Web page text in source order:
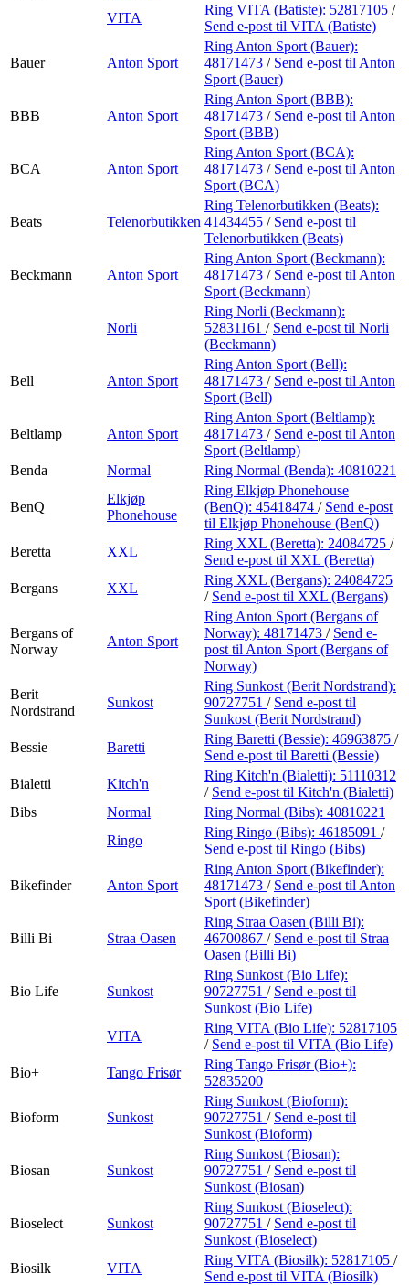
VITA
Ring VITA (Batiste): 52817105 /
Send e-post til VITA (Batiste)
Bauer Anton Sport
Ring Anton Sport (Bauer):
48171473 / Send e-post til Anton
Sport (Bauer)
BBB Anton Sport
Ring Anton Sport (BBB):
48171473 / Send e-post til Anton
Sport (BBB)
BCA Anton Sport
Ring Anton Sport (BCA):
48171473 / Send e-post til Anton
Sport (BCA)
Beats Telenorbutikken
Ring Telenorbutikken (Beats):
41434455 / Send e-post til
Telenorbutikken (Beats)
Beckmann Anton Sport
Ring Anton Sport (Beckmann):
48171473 / Send e-post til Anton
Sport (Beckmann)
Norli
Ring Norli (Beckmann):
52831161 / Send e-post til Norli
(Beckmann)
Bell Anton Sport
Ring Anton Sport (Bell):
48171473 / Send e-post til Anton
Sport (Bell)
Beltlamp Anton Sport
Ring Anton Sport (Beltlamp):
48171473 / Send e-post til Anton
Sport (Beltlamp)
Benda
Normal Ring Normal (Benda): 40810221
BenQ
Elkjøp
Phonehouse
Ring Elkjøp Phonehouse
(BenQ): 45418474 / Send e-post
til Elkjøp Phonehouse (BenQ)
Beretta
XXL
Ring XXL (Beretta): 24084725 /
Send e-post til XXL (Beretta)
Bergans
XXL
Ring XXL (Bergans): 24084725
/ Send e-post til XXL (Bergans)
Bergans of
Norway
Anton Sport
Ring Anton Sport (Bergans of
Norway): 48171473 / Send e-
post til Anton Sport (Bergans of
Norway)
Berit
Nordstrand
Sunkost
Ring Sunkost (Berit Nordstrand):
90727751 / Send e-post til
Sunkost (Berit Nordstrand)
Bessie
Baretti
Ring Baretti (Bessie): 46963875 /
Send e-post til Baretti (Bessie)
Bialetti
Kitch'n
Ring Kitch'n (Bialetti): 51110312
/ Send e-post til Kitch'n (Bialetti)
Bibs
Normal Ring Normal (Bibs): 40810221
Ringo
Ring Ringo (Bibs): 46185091 /
Send e-post til Ringo (Bibs)
Bikefinder Anton Sport
Ring Anton Sport (Bikefinder):
48171473 / Send e-post til Anton
Sport (Bikefinder)
Billi Bi Straa Oasen
Ring Straa Oasen (Billi Bi):
46700867 / Send e-post til Straa
Oasen (Billi Bi)
Bio Life Sunkost
Ring Sunkost (Bio Life):
90727751 / Send e-post til
Sunkost (Bio Life)
VITA
Ring VITA (Bio Life): 52817105
/ Send e-post til VITA (Bio Life)
Bio+
Tango Frisør
Ring Tango Frisør (Bio+):
52835200
Bioform Sunkost
Ring Sunkost (Bioform):
90727751 / Send e-post til
Sunkost (Bioform)
Biosan Sunkost
Ring Sunkost (Biosan):
90727751 / Send e-post til
Sunkost (Biosan)
Bioselect Sunkost
Ring Sunkost (Bioselect):
90727751 / Send e-post til
Sunkost (Bioselect)
Biosilk
VITA
Ring VITA (Biosilk): 52817105 /
Send e-post til VITA (Biosilk)